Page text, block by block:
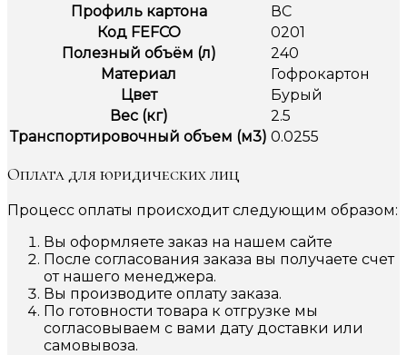
Профиль картона
ВС
Код FEFCO
0201
Полезный объём (л)
240
Материал
Гофрокартон
Цвет
Бурый
Вес (кг)
2.5
Транспортировочный объем (м3) 0.0255
Оплата для юридических лиц
Процесс оплаты происходит следующим образом:
Вы оформляете заказ на нашем сайте
После согласования заказа вы получаете счет
от нашего менеджера.
Вы производите оплату заказа.
По готовности товара к отгрузке мы
согласовываем с вами дату доставки или
самовывоза.